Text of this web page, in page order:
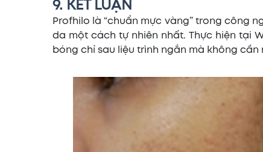
9. KẾT LUẬN
Profhilo là “chuẩn mực vàng” trong công
da một cách tự nhiên nhất. Thực hiện tại
bóng chỉ sau liệu trình ngắn mà không cần